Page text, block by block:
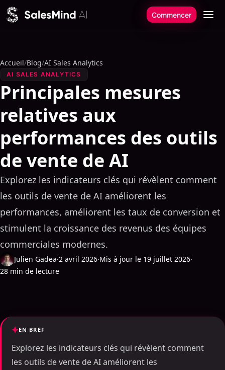
Aller au contenu
Commencer
Accueil/Blog/AI Sales Analytics
AI SALES ANALYTICS
Principales mesures
relatives aux
performances des outils
de vente de AI
Explorez les indicateurs clés qui révèlent comment
les outils de vente de AI améliorent les
performances, améliorent les taux de conversion et
stimulent la croissance des revenus des équipes
commerciales modernes.
Julien Gadea·2 avril 2026·Mis à jour le 19 juillet 2026·
28 min de lecture
EN BREF
Explorez les indicateurs clés qui révèlent comment
les outils de vente de AI améliorent les